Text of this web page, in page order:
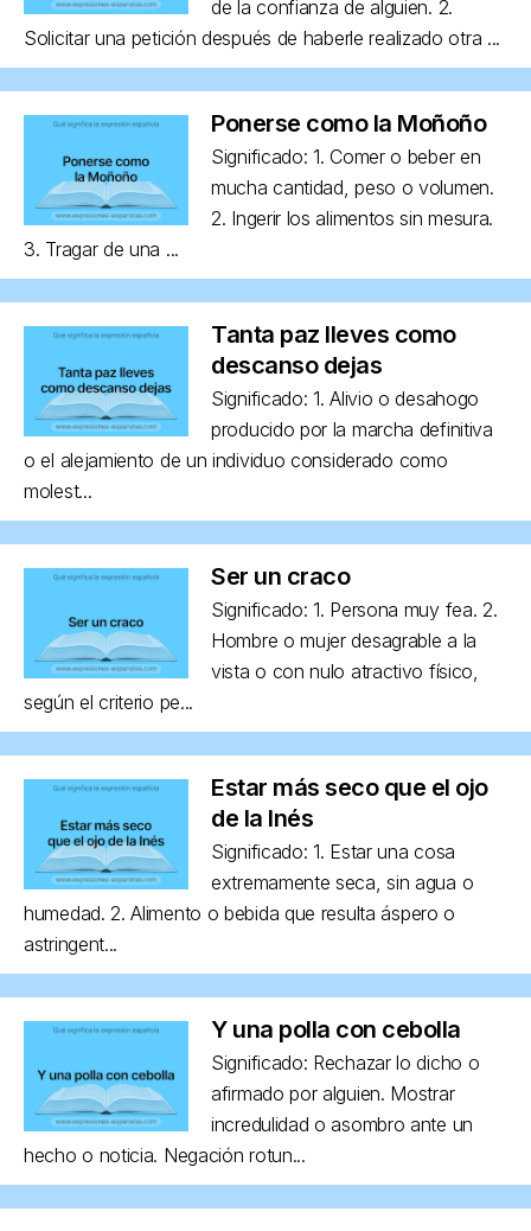
de la confianza de alguien. 2.
Solicitar una petición después de haberle realizado otra ...
Ponerse como la Moñoño
Significado: 1. Comer o beber en
mucha cantidad, peso o volumen.
2. Ingerir los alimentos sin mesura.
3. Tragar de una ...
Tanta paz lleves como
descanso dejas
Significado: 1. Alivio o desahogo
producido por la marcha definitiva
o el alejamiento de un individuo considerado como
molest...
Ser un craco
Significado: 1. Persona muy fea. 2.
Hombre o mujer desagrable a la
vista o con nulo atractivo físico,
según el criterio pe...
Estar más seco que el ojo
de la Inés
Significado: 1. Estar una cosa
extremamente seca, sin agua o
humedad. 2. Alimento o bebida que resulta áspero o
astringent...
Y una polla con cebolla
Significado: Rechazar lo dicho o
afirmado por alguien. Mostrar
incredulidad o asombro ante un
hecho o noticia. Negación rotun...